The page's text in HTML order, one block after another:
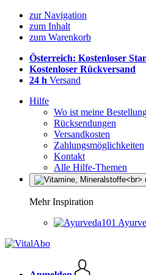
zur Navigation
zum Inhalt
zum Warenkorb
Österreich: Kostenloser
Kostenloser Rückversand
24 h Versand
Hilfe
Wo ist meine
Rücksendungen
Versandkosten
Zahlungsmöglichkeiten
Kontakt
Alle Hilfe-Themen
Mehr Inspiration